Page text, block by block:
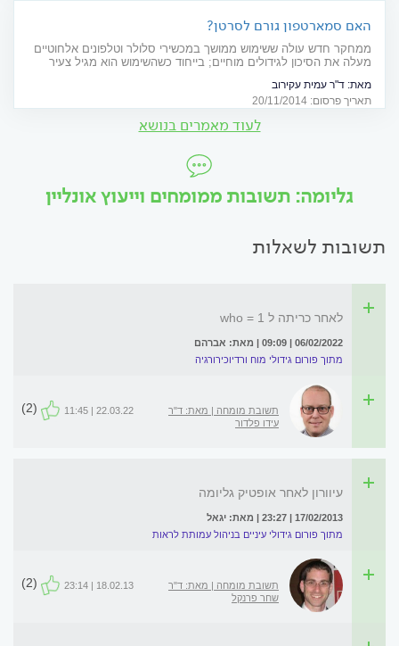
האם סמארטפון גורם לסרטן?
ממחקר חדש עולה ששימוש ממושך במכשירי סלולר וטלפונים אלחוטיים
מעלה את הסיכון לגידולים מוחיים; בייחוד כשהשימוש הוא מגיל צעיר
מאת: ד"ר עמית עקירוב
תאריך פרסום: 20/11/2014
לעוד מאמרים בנושא
גליומה: תשובות ממומחים וייעוץ אונליין
תשובות לשאלות
לאחר כריתה ל who = 1
06/02/2022 | 09:09 | מאת: אברהם
מתוך פורום גידולי מוח ורדיוכירורגיה
תשובת מומחה | מאת: ד"ר
עידו פלדור
22.03.22 | 11:45
(2)
עיוורון לאחר אופטיק גליומה
17/02/2013 | 23:27 | מאת: יגאל
מתוך פורום גידולי עיניים בניהול עמותת לראות
תשובת מומחה | מאת: ד"ר
שחר פרנקל
18.02.13 | 23:14
(2)